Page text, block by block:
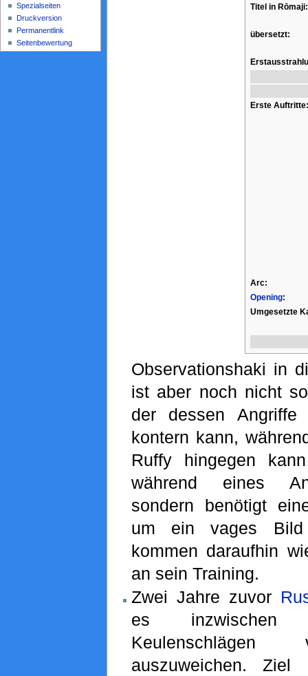
Titel in Rōmaji:
übersetzt:
Erste Auftritte:
Arc:
Opening:
Umgesetzte
Observationshaki in
ist aber noch nicht
der dessen Angriffe
kontern kann,
Ruffy hingegen
während eines
sondern benötigt
um ein vages
kommen daraufhin
an sein Training.
Zwei Jahre zuvor
es inzwischen
auszuweichen.
Spezialseiten
Druckversion
Permanentlink
Seitenbewertung